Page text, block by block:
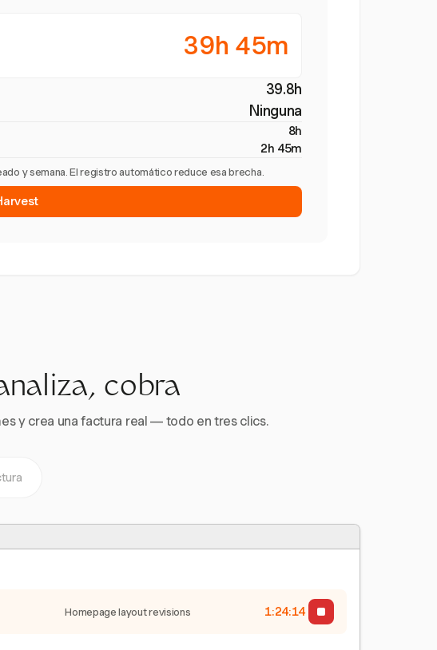
39h 45m
39.8h
Ninguna
8h
2h 45m
y semana. El registro automático reduce esa brecha.
cobra
y crea una factura real — todo en tres clics.
Homepage layout revisions 1:24:15